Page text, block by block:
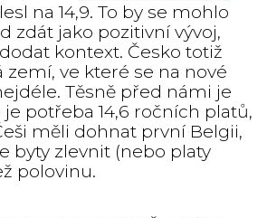
na 14,9. To by se mohlo
zdát jako pozitivní vývoj,
kontext. Česko totiž
zemí, ve které se na nové
Těsně před námi je
je potřeba 14,6 ročních platů,
měli dohnat první Belgii,
byty zlevnit (nebo platy
polovinu.